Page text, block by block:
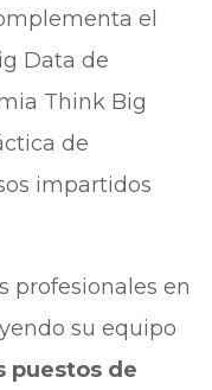
el
Data de
Think Big
de
impartidos
profesionales en
su equipo
puestos de